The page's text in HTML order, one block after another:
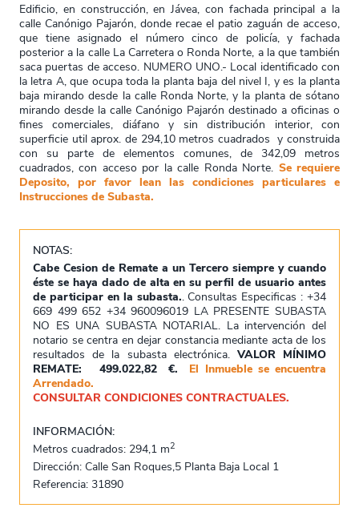
Edificio, en construcción, en Jávea, con fachada principal a la
calle Canónigo Pajarón, donde recae el patio zaguán de acceso,
que tiene asignado el número cinco de policía, y fachada
posterior a la calle La Carretera o Ronda Norte, a la que también
saca puertas de acceso. NUMERO UNO.- Local identificado con
la letra A, que ocupa toda la planta baja del nivel I, y es la planta
baja mirando desde la calle Ronda Norte, y la planta de sótano
mirando desde la calle Canónigo Pajarón destinado a oficinas o
fines comerciales, diáfano y sin distribución interior, con
superficie util aprox. de 294,10 metros cuadrados y construida
con su parte de elementos comunes, de 342,09 metros
cuadrados, con acceso por la calle Ronda Norte. Se requiere
Deposito, por favor lean las condiciones particulares e
Instrucciones de Subasta.
NOTAS:
Cabe Cesion de Remate a un Tercero siempre y cuando
éste se haya dado de alta en su perfil de usuario antes
de participar en la subasta.. Consultas Especificas : +34
669 499 652 +34 960096019 LA PRESENTE SUBASTA
NO ES UNA SUBASTA NOTARIAL. La intervención del
notario se centra en dejar constancia mediante acta de los
resultados de la subasta electrónica. VALOR MÍNIMO
REMATE: 499.022,82 €. El Inmueble se encuentra
Arrendado.
CONSULTAR CONDICIONES CONTRACTUALES.
INFORMACIÓN:
Metros cuadrados: 294,1 m2
Dirección: Calle San Roques,5 Planta Baja Local 1
Referencia: 31890